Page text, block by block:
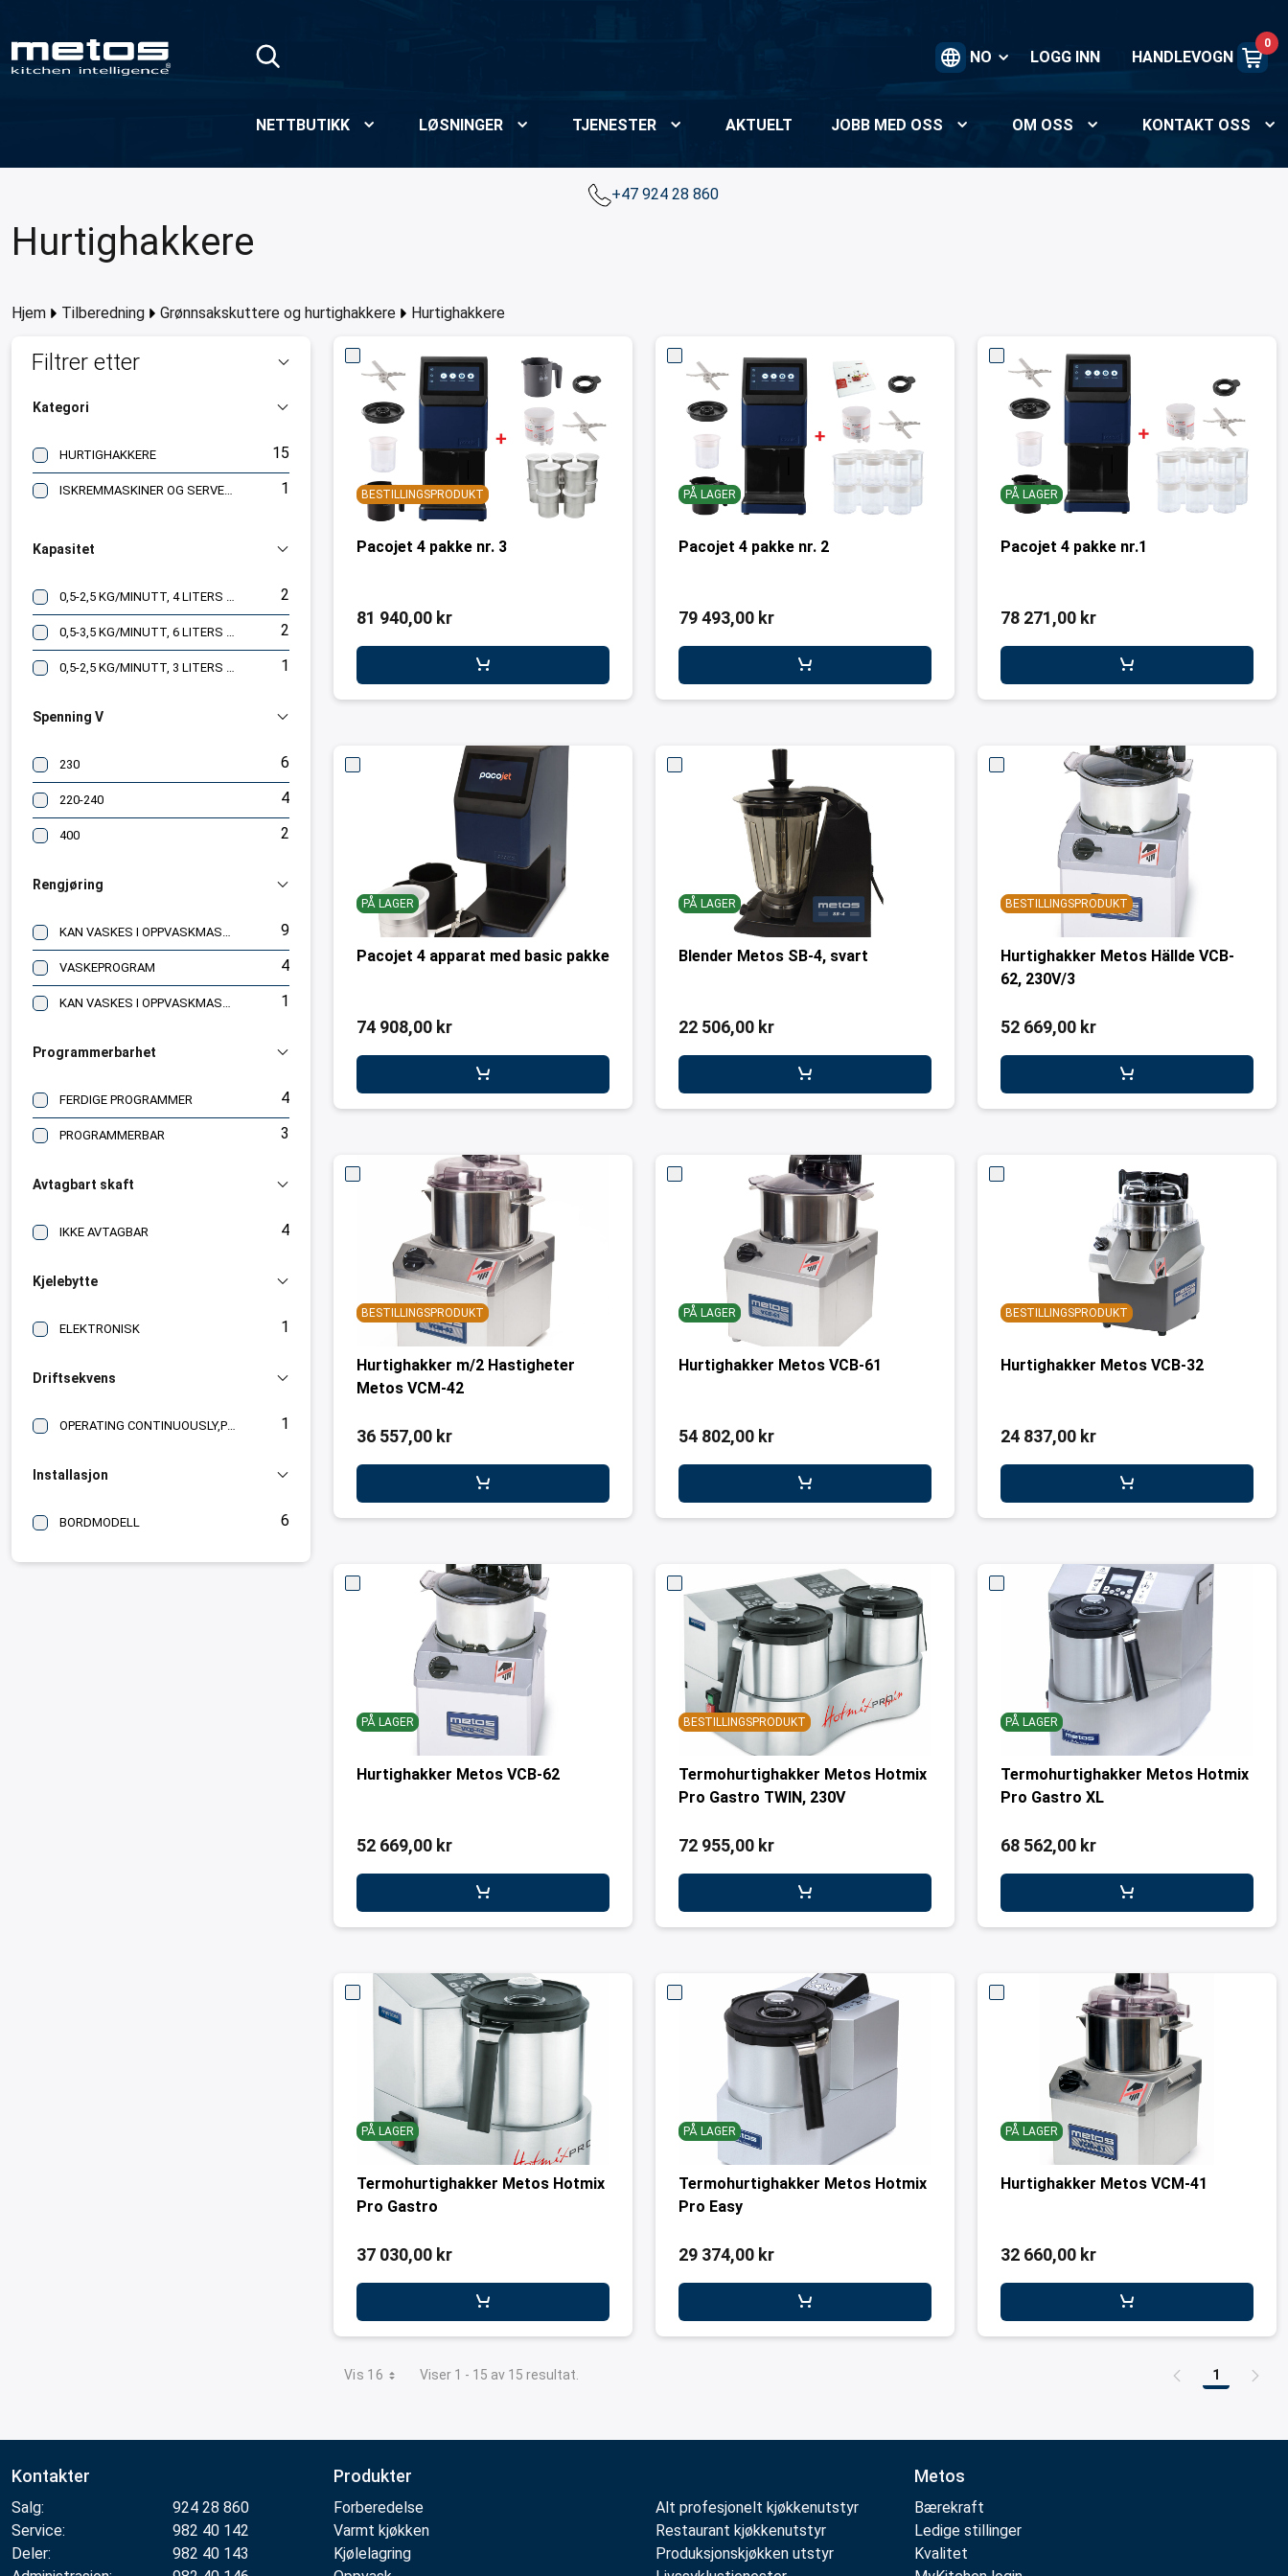
NO LOGG INN HANDLEVOGN
0
NETTBUTIKK LØSNINGER TJENESTER AKTUELT JOBB MED OSS OM OSS KONTAKT OSS
+47 924 28 860
Hurtighakkere
Hjem Tilberedning Grønnsakskuttere og hurtighakkere Hurtighakkere
Filtrer etter
Kategori
HURTIGHAKKERE 15
ISKREMMASKINER OG SERVERING 1
Kapasitet
0,5-2,5 KG/MINUTT, 4 LITERS KANNE 2
0,5-3,5 KG/MINUTT, 6 LITERS KANNE 2
0,5-2,5 KG/MINUTT, 3 LITERS KANNE 1
Spenning V
230 6
220-240 4
400 2
Rengjøring
KAN VASKES I OPPVASKMASKIN,HÅNDVASK 9
VASKEPROGRAM 4
KAN VASKES I OPPVASKMASKIN 1
Programmerbarhet
FERDIGE PROGRAMMER 4
PROGRAMMERBAR 3
Avtagbart skaft
IKKE AVTAGBAR 4
Kjelebytte
ELEKTRONISK 1
Driftsekvens
OPERATING CONTINUOUSLY,PULSE 1
Installasjon
BORDMODELL 6
BESTILLINGSPRODUKT
Pacojet 4 pakke nr. 3
81 940,00 kr
PÅ LAGER
Pacojet 4 pakke nr. 2
79 493,00 kr
PÅ LAGER
Pacojet 4 pakke nr.1
78 271,00 kr
PÅ LAGER
Pacojet 4 apparat med basic pakke
74 908,00 kr
PÅ LAGER
Blender Metos SB-4, svart
22 506,00 kr
BESTILLINGSPRODUKT
Hurtighakker Metos Hällde VCB-
62, 230V/3
52 669,00 kr
BESTILLINGSPRODUKT
Hurtighakker m/2 Hastigheter
Metos VCM-42
36 557,00 kr
PÅ LAGER
Hurtighakker Metos VCB-61
54 802,00 kr
BESTILLINGSPRODUKT
Hurtighakker Metos VCB-32
24 837,00 kr
PÅ LAGER
Hurtighakker Metos VCB-62
52 669,00 kr
BESTILLINGSPRODUKT
Termohurtighakker Metos Hotmix
Pro Gastro TWIN, 230V
72 955,00 kr
PÅ LAGER
Termohurtighakker Metos Hotmix
Pro Gastro XL
68 562,00 kr
PÅ LAGER
Termohurtighakker Metos Hotmix
Pro Gastro
37 030,00 kr
PÅ LAGER
Termohurtighakker Metos Hotmix
Pro Easy
29 374,00 kr
PÅ LAGER
Hurtighakker Metos VCM-41
32 660,00 kr
Vis 16 Viser 1 - 15 av 15 resultat. Side
1
Kontakter
Salg:
924 28 860
Service:
982 40 142
Deler:
982 40 143
Produkter
Forberedelse
Varmt kjøkken
Kjølelagring
Alt profesjonelt kjøkkenutstyr
Restaurant kjøkkenutstyr
Produksjonskjøkken utstyr
Metos
Bærekraft
Ledige stillinger
Kvalitet